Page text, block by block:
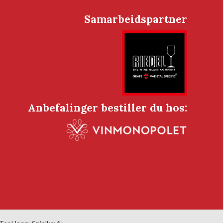
Samarbeidspartner
Anbefalinger bestiller du hos: